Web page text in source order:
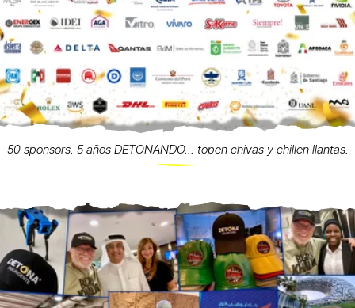
50 sponsors. 5 años DETONANDO... topen chivas y chillen llantas.